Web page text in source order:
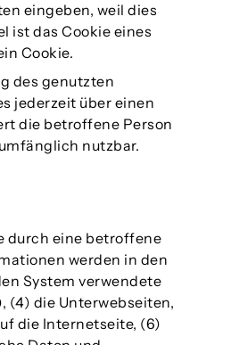
eingeben, weil dies
ist das Cookie eines
Cookie.
des genutzten
jederzeit über einen
die betroffene Person
nutzbar.
durch eine betroffene
werden in den
System verwendete
(4) die Unterwebseiten,
die Internetseite, (6)